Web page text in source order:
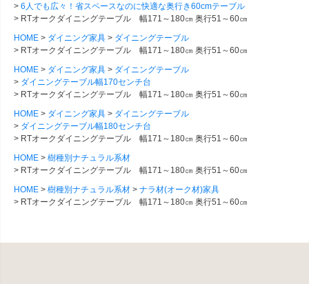
6人でも広々！省スペースなのに快適な奥行き60cmテーブル
RTオークダイニングテーブル 幅171～180㎝ 奥行51～60㎝
HOME
ダイニング家具
ダイニングテーブル
RTオークダイニングテーブル 幅171～180㎝ 奥行51～60㎝
HOME
ダイニング家具
ダイニングテーブル
ダイニングテーブル幅170センチ台
RTオークダイニングテーブル 幅171～180㎝ 奥行51～60㎝
HOME
ダイニング家具
ダイニングテーブル
ダイニングテーブル幅180センチ台
RTオークダイニングテーブル 幅171～180㎝ 奥行51～60㎝
HOME
樹種別ナチュラル系材
RTオークダイニングテーブル 幅171～180㎝ 奥行51～60㎝
HOME
樹種別ナチュラル系材
ナラ材(オーク材)家具
RTオークダイニングテーブル 幅171～180㎝ 奥行51～60㎝